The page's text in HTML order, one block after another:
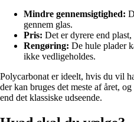
Mindre gennemsigtighed:
gennem glas.
Pris: Det er dyrere end
Rengøring: De hule plader
ikke vedligeholdes.
Polycarbonat er ideelt, hvis du vil
der kan bruges det meste af året,
end det klassiske udseende.